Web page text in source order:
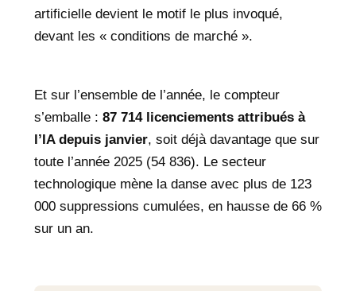
artificielle devient le motif le plus invoqué,
devant les « conditions de marché ».
Et sur l’ensemble de l’année, le compteur
s’emballe : 87 714 licenciements attribués à
l’IA depuis janvier, soit déjà davantage que sur
toute l’année 2025 (54 836). Le secteur
technologique mène la danse avec plus de 123
000 suppressions cumulées, en hausse de 66 %
sur un an.